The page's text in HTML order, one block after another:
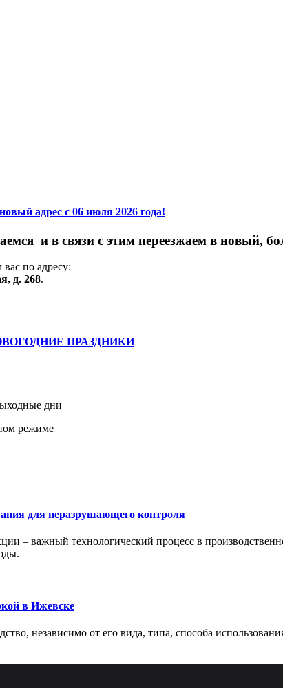
адрес с 06 июля 2026 года!
и в связи с этим переезжаем в новый,
вас по адресу:
д. 268.
ПРАЗДНИКИ
дни
режиме
для неразрушающего контроля
– важный технологический процесс в
в Ижевске
независимо от его вида, типа, способа